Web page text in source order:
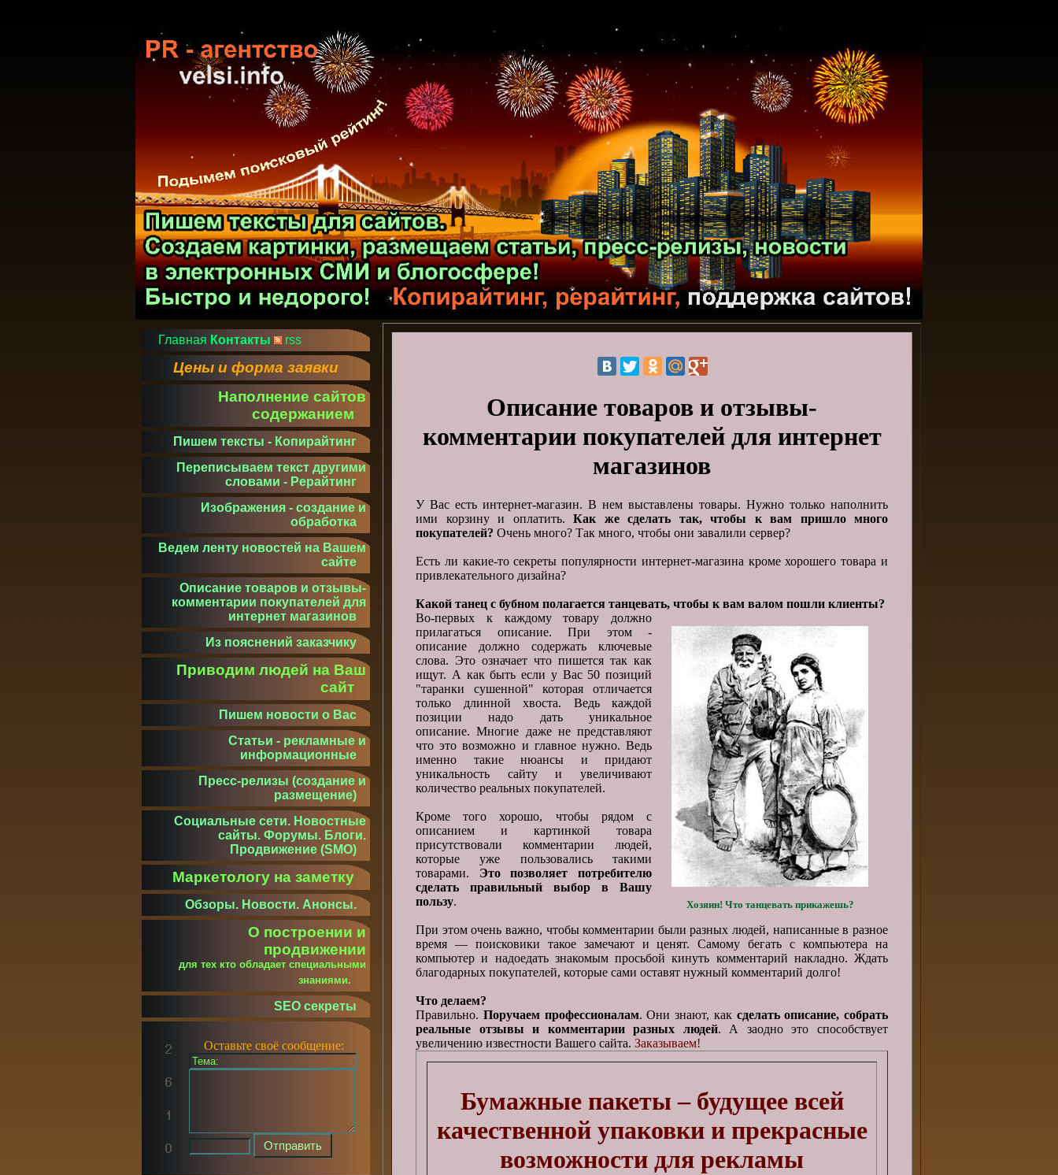
Описание товаров и отзывы-
комментарии покупателей для интернет
магазинов
У Вас есть интернет-магазин. В нем выставлены товары. Нужно только наполнить
ими корзину и оплатить. Как же сделать так, чтобы к вам пришло много
покупателей? Очень много? Так много, чтобы они завалили сервер?
Есть ли какие-то секреты популярности интернет-магазина кроме хорошего товара и
привлекательного дизайна?
Какой танец с бубном полагается танцевать, чтобы к вам валом пошли клиенты?
Хозяин! Что танцевать прикажешь?
Во-первых к каждому товару должно
прилагаться описание. При этом -
описание должно содержать ключевые
слова. Это означает что пишется так как
ищут. А как быть если у Вас 50 позиций
"таранки сушенной" которая отличается
только длинной хвоста. Ведь каждой
позиции надо дать уникальное
описание. Многие даже не представляют
что это возможно и главное нужно. Ведь
именно такие нюансы и придают
уникальность сайту и увеличивают
количество реальных покупателей.
Кроме того хорошо, чтобы рядом с
описанием и картинкой товара
присутствовали комментарии людей,
которые уже пользовались такими
товарами. Это позволяет потребителю
сделать правильный выбор в Вашу
пользу.
При этом очень важно, чтобы комментарии были разных людей, написанные в разное
время — поисковики такое замечают и ценят. Самому бегать с компьютера на
компьютер и надоедать знакомым просьбой кинуть комментарий накладно. Ждать
благодарных покупателей, которые сами оставят нужный комментарий долго!
Что делаем?
Правильно. Поручаем профессионалам. Они знают, как сделать описание, собрать
реальные отзывы и комментарии разных людей. А заодно это способствует
увеличению известности Вашего сайта. Заказываем!
Бумажные пакеты – будущее всей
качественной упаковки и прекрасные
возможности для рекламы
Главная Контакты rss
Цены и форма заявки
Наполнение сайтов
содержанием
Пишем тексты - Копирайтинг
Переписываем текст другими
словами - Рерайтинг
Изображения - создание и
обработка
Ведем ленту новостей на Вашем
сайте
Описание товаров и отзывы-
комментарии покупателей для
интернет магазинов
Из пояснений заказчику
Приводим людей на Ваш
сайт
Пишем новости о Вас
Статьи - рекламные и
информационные
Пресс-релизы (создание и
размещение)
Социальные сети. Новостные
сайты. Форумы. Блоги.
Продвижение (SMO)
Маркетологу на заметку
Обзоры. Новости. Анонсы.
О построении и
продвижении
для тех кто обладает специальными
знаниями.
SEO секреты
Оставьте своё сообщение: